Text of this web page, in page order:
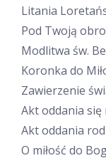
Litania
Pod Twoją
Modlitwa św.
Koronka do
Zawierzenie
Akt oddania się
Akt oddania
O miłość do